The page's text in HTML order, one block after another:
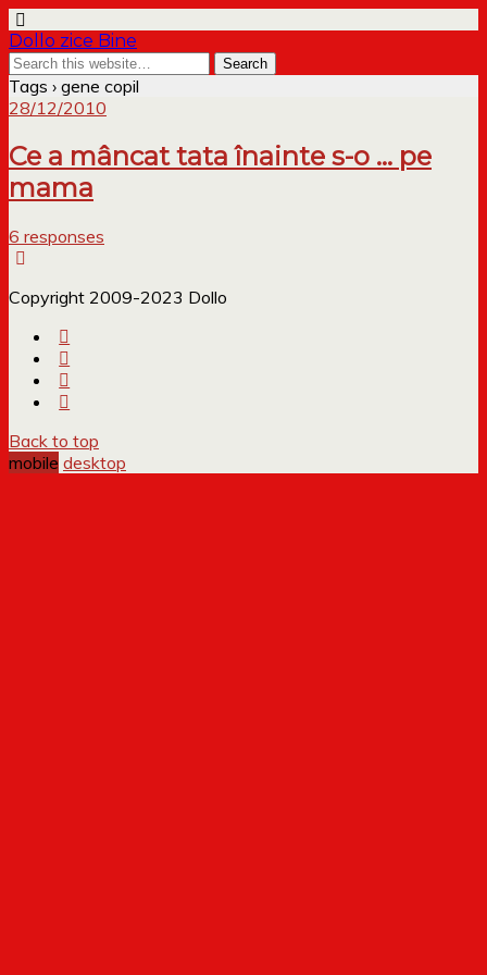
Dollo zice Bine
Tags › gene copil
28/12/2010
Ce a mâncat tata înainte s-o … pe
mama
6 responses
Copyright 2009-2023 Dollo
Back to top
mobile desktop